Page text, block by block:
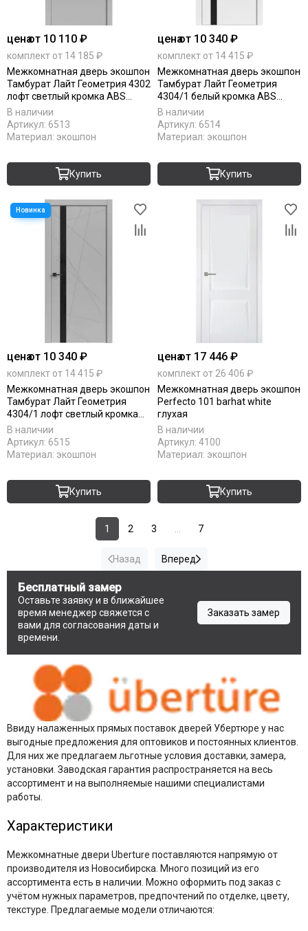
ценаот 10 110 ₽
комплект от 14 185 ₽
Межкомнатная дверь экошпон
Тамбурат Лайт Геометрия 4302
лофт светлый кромка ABS
чёрная глухая
В наличии
Артикул: 6513
Материал: экошпон
Купить
ценаот 10 340 ₽
комплект от 14 415 ₽
Межкомнатная дверь экошпон
Тамбурат Лайт Геометрия
4304/1 белый кромка ABS
чёрная остеклённая
В наличии
Артикул: 6514
Материал: экошпон
Купить
ценаот 10 340 ₽
комплект от 14 415 ₽
Межкомнатная дверь экошпон
Тамбурат Лайт Геометрия
4304/1 лофт светлый кромка
ABS чёрная остеклённая
В наличии
Артикул: 6515
Материал: экошпон
Купить
ценаот 17 446 ₽
комплект от 26 406 ₽
Межкомнатная дверь экошпон
Perfecto 101 barhat white
глухая
В наличии
Артикул: 4100
Материал: экошпон
Купить
Назад
1 2 3 7
Вперед
Бесплатный замер
Оставьте заявку и в ближайшее
время менеджер свяжется с
вами для согласования даты и
времени.
Заказать замер
Ввиду налаженных прямых поставок дверей Убертюре у нас
выгодные предложения для оптовиков и постоянных клиентов.
Для них же предлагаем льготные условия доставки, замера,
установки. Заводская гарантия распространяется на весь
ассортимент и на выполняемые нашими специалистами
работы.
Характеристики
Межкомнатные двери Uberture поставляются напрямую от
производителя из Новосибирска. Много позиций из его
ассортимента есть в наличии. Можно оформить под заказ с
учётом нужных параметров, предпочтений по отделке, цвету,
текстуре. Предлагаемые модели отличаются: